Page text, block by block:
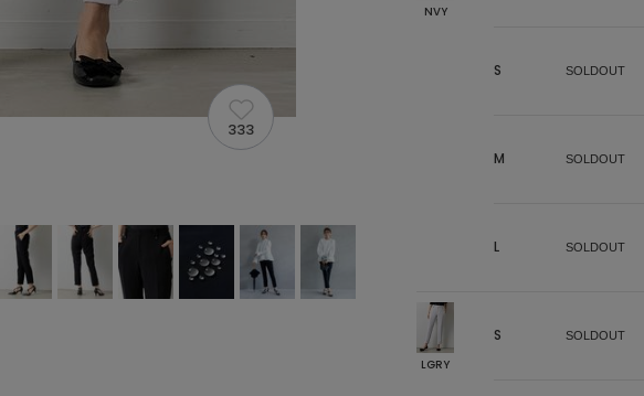
NVY
S SOLDOUT
M SOLDOUT
L SOLDOUT
LGRY
S SOLDOUT
333